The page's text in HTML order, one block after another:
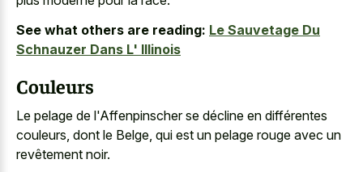
See what others are reading: Le Sauvetage Du
Schnauzer Dans L' Illinois
Couleurs
Le pelage de l'Affenpinscher se décline en différentes
couleurs, dont le Belge, qui est un pelage rouge avec un
revêtement noir.